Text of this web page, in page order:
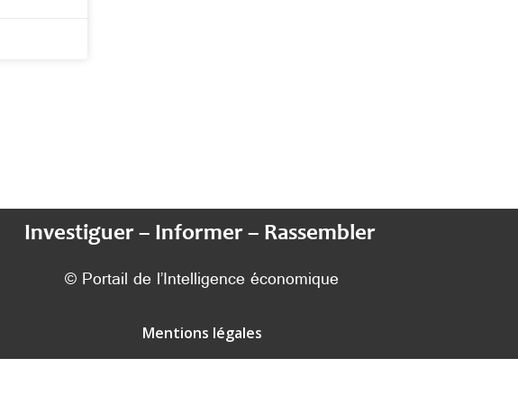
Investiguer – Informer – Rassembler
© Portail de l’Intelligence économique
Mentions légales